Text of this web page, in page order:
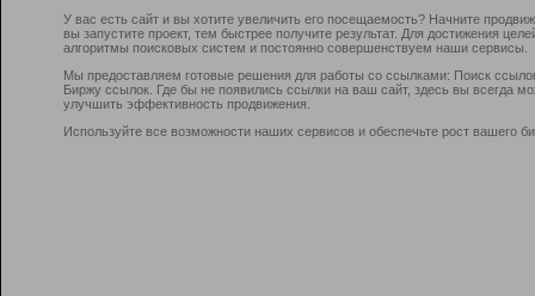
У вас есть сайт и вы хотите увеличить его посещаемость? Начните
вы запустите проект, тем быстрее получите результат. Для достижения
алгоритмы поисковых систем и постоянно совершенствуем наши сервисы.
Мы предоставляем готовые решения для работы со ссылками: Поиск
Биржу ссылок. Где бы не появились ссылки на ваш сайт, здесь вы всегда
улучшить эффективность продвижения.
Используйте все возможности наших сервисов и обеспечьте рост вашего